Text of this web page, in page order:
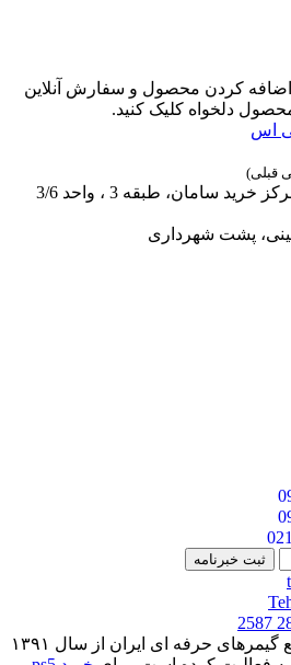
اضافه کردن محصول و سفارش آنلاین
دلخواه کلیک کنید.
قبلی)
سامان، طبقه 3 ، واحد 3/6
پشت شهرداری
تهران پی اس بزگترین مرجع گیمرهای حرفه ای ایران از سال ۱۳۹۱